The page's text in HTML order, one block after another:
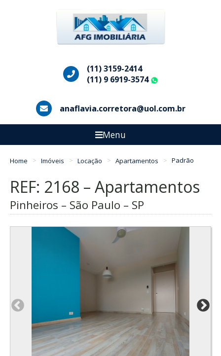
(11) 3159-2414
(11) 9 6919-3574
anaflavia.corretora@uol.com.br
Menu
Home Imóveis Locação Apartamentos Padrão
REF: 2168 – Apartamentos
Pinheiros – São Paulo – SP